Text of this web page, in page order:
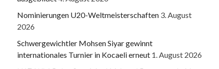
Nominierungen U20-Weltmeisterschaften 3. August
2026
Schwergewichtler Mohsen Siyar gewinnt
internationales Turnier in Kocaeli erneut 1. August 2026